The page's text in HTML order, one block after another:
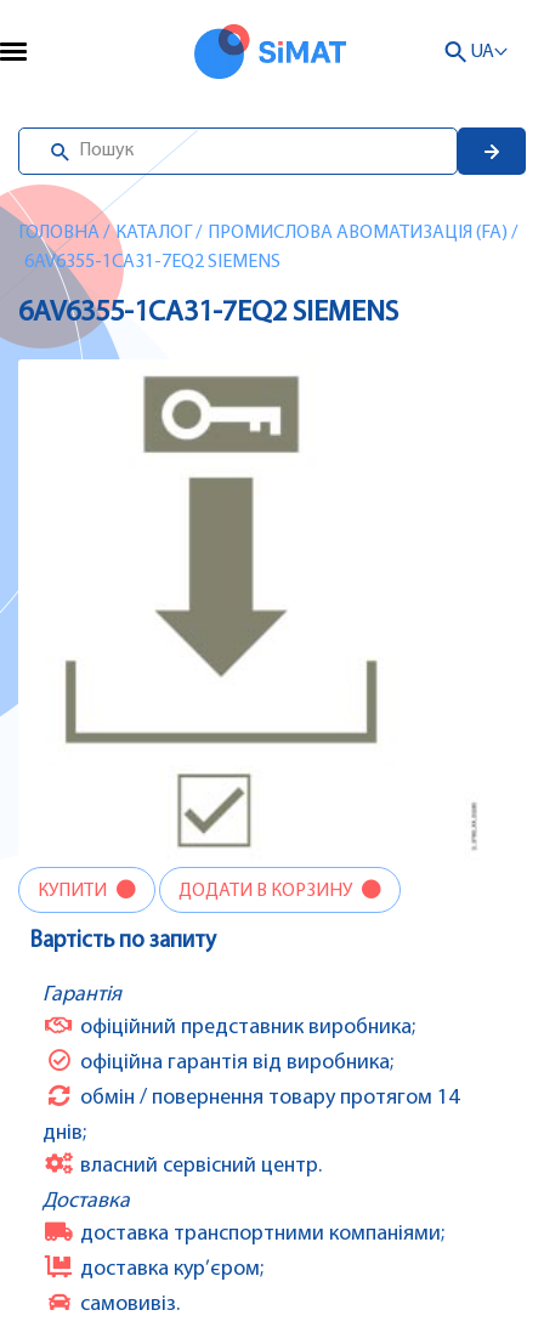
UA
ГОЛОВНА/ КАТАЛОГ / ПРОМИСЛОВА АВОМАТИЗАЦІЯ (FA) /
6AV6355-1CA31-7EQ2 SIEMENS
6AV6355-1CA31-7EQ2 SIEMENS
КУПИТИ ДОДАТИ В КОРЗИНУ
Вартість по запиту
Гарантія
офіційний представник виробника;
офіційна гарантія від виробника;
обмін / повернення товару протягом 14
днів;
власний сервісний центр.
Доставка
доставка транспортними компаніями;
доставка кур’єром;
самовивіз.